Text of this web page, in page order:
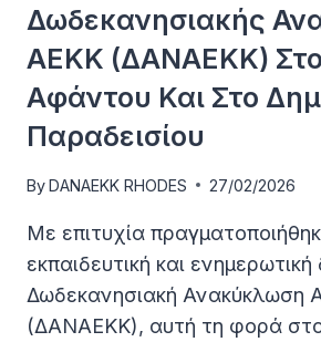
Δωδεκανησιακής
ΑΕΚΚ (ΔΑΝΑΕΚΚ)
Αφάντου Και Στο
Παραδεισίου
ByDANAEKK RHODES 27/02/2026
Με επιτυχία
εκπαιδευτική και
Δωδεκανησιακή Ανακύκλωση
(ΔΑΝΑΕΚΚ), αυτή τη φορά